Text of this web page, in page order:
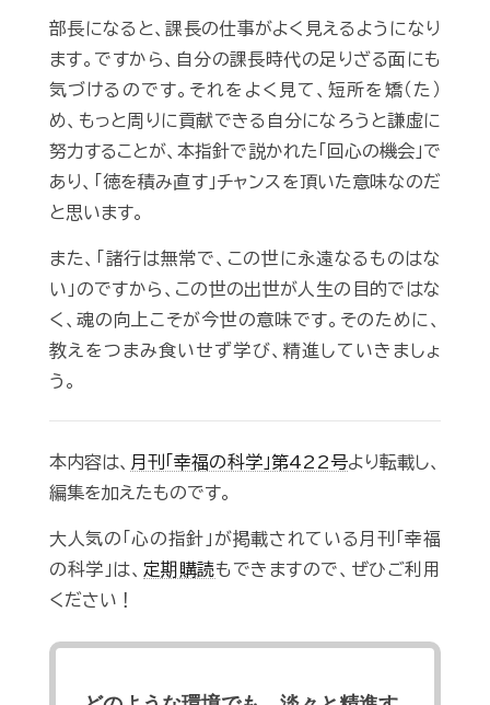
部長になると、課長の仕事がよく見えるようになり
ます。ですから、自分の課長時代の足りざる面にも
気づけるのです。それをよく見て、短所を矯（た）
め、もっと周りに貢献できる自分になろうと謙虚に
努力することが、本指針で説かれた「回心の機会」で
あり、「徳を積み直す」チャンスを頂いた意味なのだ
と思います。
また、「諸行は無常で、この世に永遠なるものはな
い」のですから、この世の出世が人生の目的ではな
く、魂の向上こそが今世の意味です。そのために、
教えをつまみ食いせず学び、精進していきましょ
う。
本内容は、 月刊「幸福の科学」第422号より転載し、
編集を加えたものです。
大人気の「心の指針」が掲載されている月刊「幸福
の科学」は、 定期購読もできますので、ぜひご利用
ください！